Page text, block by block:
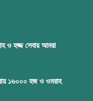
ও হজ্জ সেবায় আমরা
১৬০০০ হজ ও ওমরাহ